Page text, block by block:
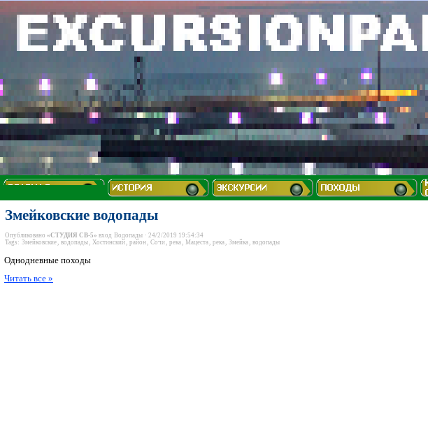
Змейковские водопады
Опубликовано «СТУДИЯ СВ-5» вход Водопады · 24/2/2019 19:54:34
Tags: Змейковские, водопады, Хостинский, район, Сочи, река, Мацеста, река, Змейка, водопады
Однодневные походы
Читать все »